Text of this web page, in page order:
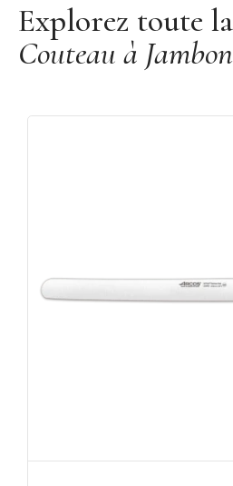
Explorez toute
Couteau à Jambon